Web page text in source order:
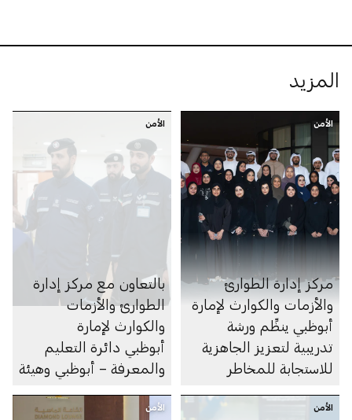
المزيد
الأمن
مركز إدارة الطوارئ
والأزمات والكوارث لإمارة
أبوظبي ينظِّم ورشة
تدريبية لتعزيز الجاهزية
للاستجابة للمخاطر
الأمن
بالتعاون مع مركز إدارة
الطوارئ والأزمات
والكوارث لإمارة
أبوظبي دائرة التعليم
والمعرفة – أبوظبي وهيئة
تُجريان زيارات تفتيشية
الأمن الأمن